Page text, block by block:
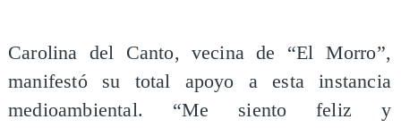
Carolina del Canto, vecina de “El Morro”,
manifestó su total apoyo a esta instancia
medioambiental. “Me siento feliz y